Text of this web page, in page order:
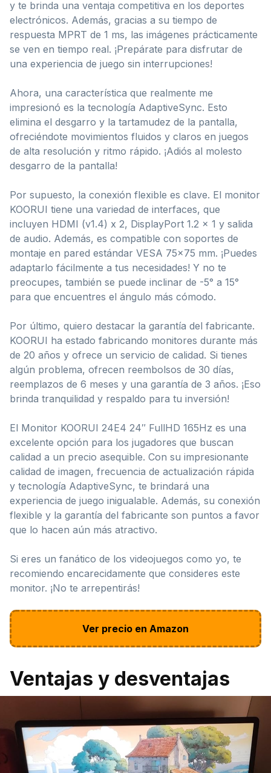
y te brinda una ventaja competitiva en los deportes
electrónicos. Además, gracias a su tiempo de
respuesta MPRT de 1 ms, las imágenes prácticamente
se ven en tiempo real. ¡Prepárate para disfrutar de
una experiencia de juego sin interrupciones!
Ahora, una característica que realmente me
impresionó es la tecnología AdaptiveSync. Esto
elimina el desgarro y la tartamudez de la pantalla,
ofreciéndote movimientos fluidos y claros en juegos
de alta resolución y ritmo rápido. ¡Adiós al molesto
desgarro de la pantalla!
Por supuesto, la conexión flexible es clave. El monitor
KOORUI tiene una variedad de interfaces, que
incluyen HDMI (v1.4) x 2, DisplayPort 1.2 x 1 y salida
de audio. Además, es compatible con soportes de
montaje en pared estándar VESA 75×75 mm. ¡Puedes
adaptarlo fácilmente a tus necesidades! Y no te
preocupes, también se puede inclinar de -5° a 15°
para que encuentres el ángulo más cómodo.
Por último, quiero destacar la garantía del fabricante.
KOORUI ha estado fabricando monitores durante más
de 20 años y ofrece un servicio de calidad. Si tienes
algún problema, ofrecen reembolsos de 30 días,
reemplazos de 6 meses y una garantía de 3 años. ¡Eso
brinda tranquilidad y respaldo para tu inversión!
El Monitor KOORUI 24E4 24″ FullHD 165Hz es una
excelente opción para los jugadores que buscan
calidad a un precio asequible. Con su impresionante
calidad de imagen, frecuencia de actualización rápida
y tecnología AdaptiveSync, te brindará una
experiencia de juego inigualable. Además, su conexión
flexible y la garantía del fabricante son puntos a favor
que lo hacen aún más atractivo.
Si eres un fanático de los videojuegos como yo, te
recomiendo encarecidamente que consideres este
monitor. ¡No te arrepentirás!
Ver precio en Amazon
Ventajas y desventajas